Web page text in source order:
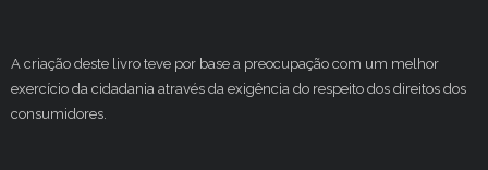
A criação deste livro teve por base a preocupação com um melhor
exercício da cidadania através da exigência do respeito dos direitos dos
consumidores.